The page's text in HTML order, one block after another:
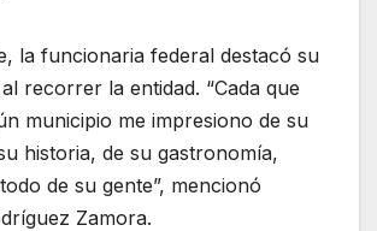
la funcionaria federal destacó su
recorrer la entidad. “Cada que
municipio me impresiono de su
historia, de su gastronomía,
de su gente”, mencionó
Zamora.